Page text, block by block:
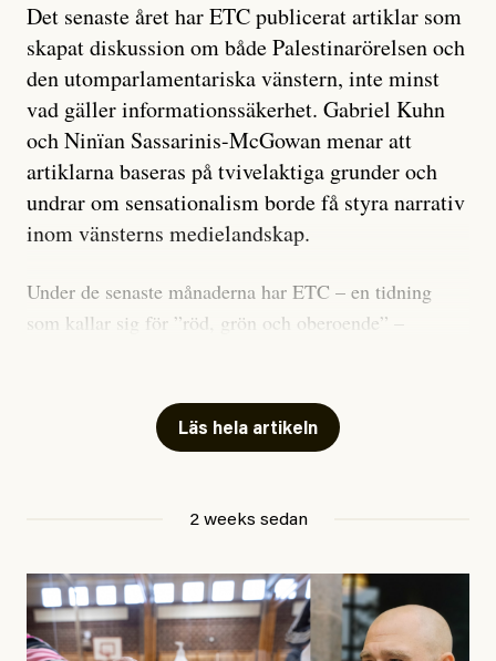
Det senaste året har ETC publicerat artiklar som
skapat diskussion om både Palestinarörelsen och
den utomparlamentariska vänstern, inte minst
vad gäller informationssäkerhet. Gabriel Kuhn
och Ninïan Sassarinis-McGowan menar att
artiklarna baseras på tvivelaktiga grunder och
undrar om sensationalism borde få styra narrativ
inom vänsterns medielandskap.
Under de senaste månaderna har ETC – en tidning
som kallar sig för ”röd, grön och oberoende” –
skriver för? Vad betyder det att vara en ”röd, grön och
oberoende” tidning? Och vad är egentligen bra
utpekas som israelisk infiltratör”. Enligt ingressen
handlar artikeln om en person vars ”bakgrund skapar
Läs hela artikeln
2 weeks sedan